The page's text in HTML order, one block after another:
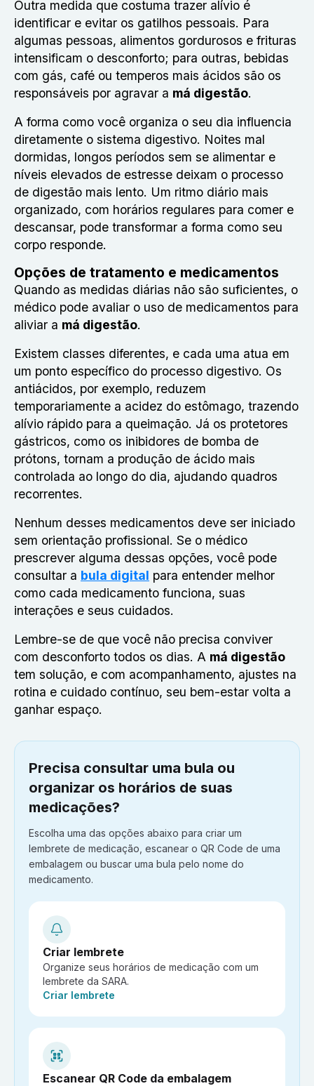
Outra medida que costuma trazer alívio é
identificar e evitar os gatilhos pessoais. Para
algumas pessoas, alimentos gordurosos e frituras
intensificam o desconforto; para outras, bebidas
com gás, café ou temperos mais ácidos são os
responsáveis por agravar a má digestão.
A forma como você organiza o seu dia influencia
diretamente o sistema digestivo. Noites mal
dormidas, longos períodos sem se alimentar e
níveis elevados de estresse deixam o processo
de digestão mais lento. Um ritmo diário mais
organizado, com horários regulares para comer e
descansar, pode transformar a forma como seu
corpo responde.
Opções de tratamento e medicamentos
Quando as medidas diárias não são suficientes, o
médico pode avaliar o uso de medicamentos para
aliviar a má digestão.
Existem classes diferentes, e cada uma atua em
um ponto específico do processo digestivo. Os
antiácidos, por exemplo, reduzem
temporariamente a acidez do estômago, trazendo
alívio rápido para a queimação. Já os protetores
gástricos, como os inibidores de bomba de
prótons, tornam a produção de ácido mais
controlada ao longo do dia, ajudando quadros
recorrentes.
Nenhum desses medicamentos deve ser iniciado
sem orientação profissional. Se o médico
prescrever alguma dessas opções, você pode
consultar a bula digital para entender melhor
como cada medicamento funciona, suas
interações e seus cuidados.
Lembre-se de que você não precisa conviver
com desconforto todos os dias. A má digestão
tem solução, e com acompanhamento, ajustes na
rotina e cuidado contínuo, seu bem-estar volta a
ganhar espaço.
Precisa consultar uma bula ou
organizar os horários de suas
medicações?
Escolha uma das opções abaixo para criar um
lembrete de medicação, escanear o QR Code de uma
embalagem ou buscar uma bula pelo nome do
medicamento.
Criar lembrete
Organize seus horários de medicação com um
lembrete da SARA.
Ação:
Criar lembrete
Escanear QR Code da embalagem